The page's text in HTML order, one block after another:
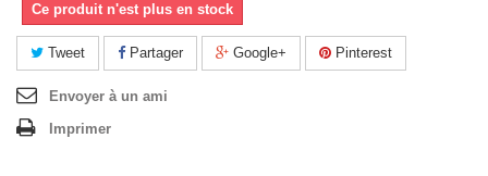
Ce produit n'est plus en stock
Tweet Partager Google+ Pinterest
Envoyer à un ami
Imprimer